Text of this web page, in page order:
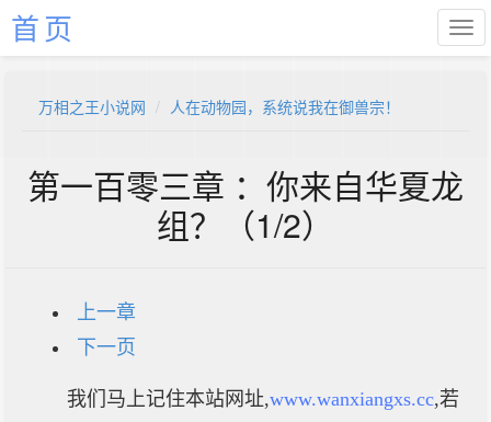
首页
万相之王小说网 人在动物园，系统说我在御兽宗！
第一百零三章 ：你来自华夏龙
组？（1/2）
上一章
下一页
我们马上记住本站网址,www.wanxiangxs.cc,若